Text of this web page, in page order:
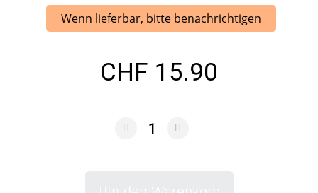
Wenn lieferbar, bitte benachrichtigen
CHF 15.90